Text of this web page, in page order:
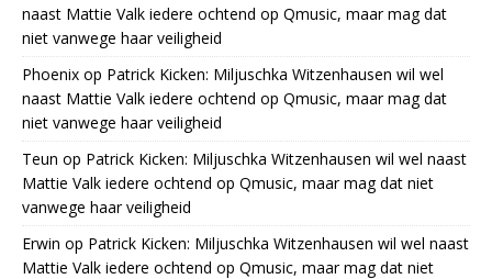
naast Mattie Valk iedere ochtend op Qmusic, maar mag dat
niet vanwege haar veiligheid
Phoenix op Patrick Kicken: Miljuschka Witzenhausen wil wel
naast Mattie Valk iedere ochtend op Qmusic, maar mag dat
niet vanwege haar veiligheid
Teun op Patrick Kicken: Miljuschka Witzenhausen wil wel naast
Mattie Valk iedere ochtend op Qmusic, maar mag dat niet
vanwege haar veiligheid
Erwin op Patrick Kicken: Miljuschka Witzenhausen wil wel naast
Mattie Valk iedere ochtend op Qmusic, maar mag dat niet